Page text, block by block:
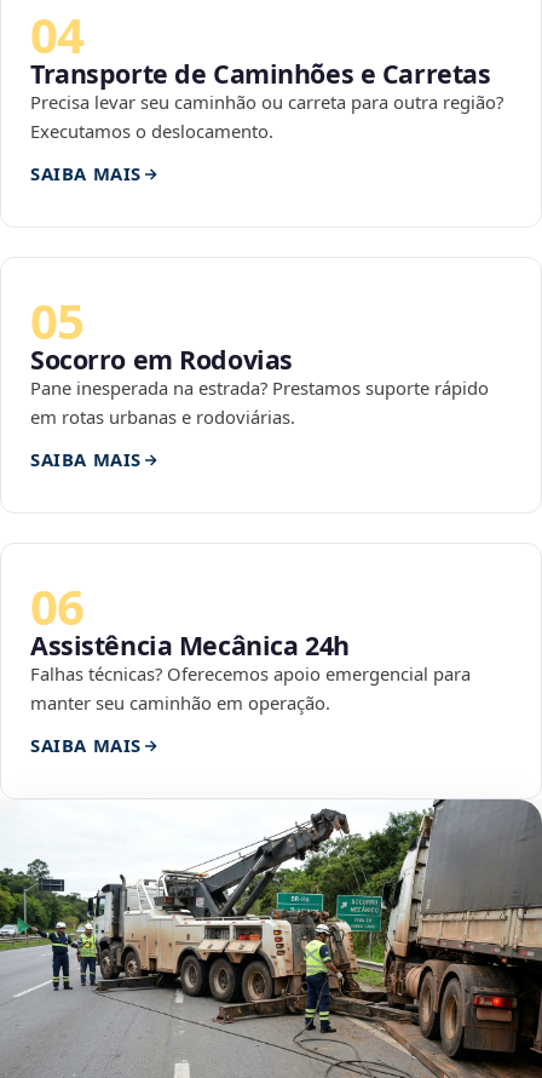
04
Transporte de Caminhões e Carretas
Precisa levar seu caminhão ou carreta para outra região?
Executamos o deslocamento.
SAIBA MAIS
05
Socorro em Rodovias
Pane inesperada na estrada? Prestamos suporte rápido
em rotas urbanas e rodoviárias.
SAIBA MAIS
06
Assistência Mecânica 24h
Falhas técnicas? Oferecemos apoio emergencial para
manter seu caminhão em operação.
SAIBA MAIS